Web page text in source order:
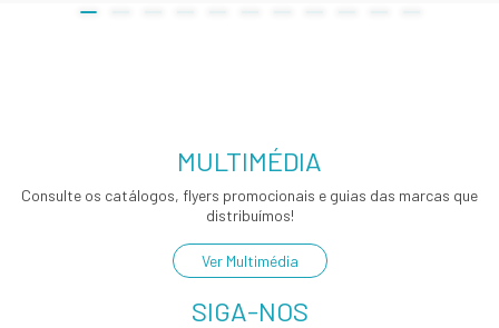
MULTIMÉDIA
Consulte os catálogos, flyers promocionais e guias das marcas que
distribuímos!
Ver Multimédia
SIGA-NOS